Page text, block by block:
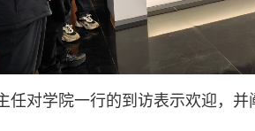
任对学院一行的到访表示欢迎，